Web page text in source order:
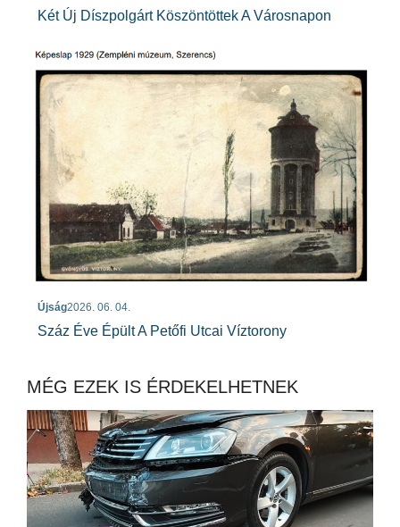
Két Új Díszpolgárt Köszöntöttek A Városnapon
Újság2026. 06. 04.
Száz Éve Épült A Petőfi Utcai Víztorony
MÉG EZEK IS ÉRDEKELHETNEK